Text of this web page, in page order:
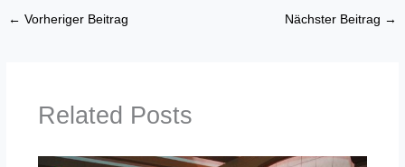
← Vorheriger Beitrag Nächster Beitrag →
Related Posts